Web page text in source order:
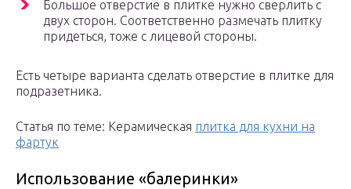
Большое отверстие в плитке нужно сверлить с
двух сторон. Соответственно размечать плитку
придеться, тоже с лицевой стороны.
Есть четыре варианта сделать отверстие в плитке для
подразетника.
Статья по теме: Керамическая плитка для кухни на
фартук
Использование «балеринки»